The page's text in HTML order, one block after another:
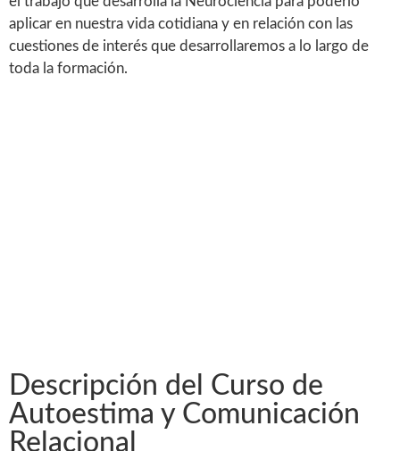
aplicar en nuestra vida cotidiana y en relación con las
cuestiones de interés que desarrollaremos a lo largo de
toda la formación.
Descripción del Curso de
Autoestima y Comunicación
Relacional